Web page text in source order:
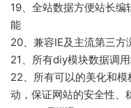
19、全站数据方便站长
能
20、兼容IE及主流第三方
21、所有diy模块数据调
22、所有可以的美化和
动，保证网站的安全性、